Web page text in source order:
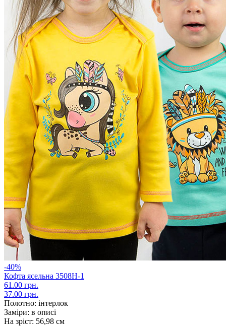
-40%
Кофта ясельна 3508Н-1
61.00 грн.
37.00 грн.
Полотно: інтерлок
Заміри: в описі
На зріст: 56,98 см